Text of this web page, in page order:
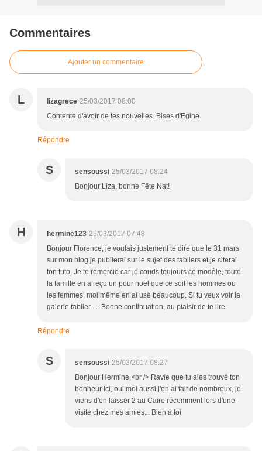
Commentaires
Ajouter un commentaire
L lizagrece 25/03/2017 08:00
Contente d'avoir de tes nouvelles. Bises d'Egine.
Répondre
S sensoussi 25/03/2017 08:24
Bonjour Liza, bonne Fête Nat!
H hermine123 25/03/2017 07:48
Bonjour Florence, je voulais justement te dire que le 31 mars
sur mon blog je publierai sur le sujet des tabliers et je citerai
ton tuto. Je te remercie car je couds toujours ce modèle, toute
la famille en a reçu un pour noël que ce soit les hommes ou
les femmes, moi même en ai usé beaucoup. Si tu veux voir la
galerie tablier .... Bonne continuation, au plaisir de te lire.
Répondre
S sensoussi 25/03/2017 08:27
Bonjour Hermine,<br /> Ravie que tu aies trouvé ton
bonheur ici, oui moi aussi j'en ai fait de nombreux, je
viens d'en laisser 2 au Caire récemment lors d'une
visite chez mes amies... Bien à toi